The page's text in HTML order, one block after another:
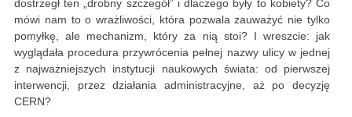
dostrzegł ten „drobny szczegół” i dlaczego były to kobiety? Co
mówi nam to o wrażliwości, która pozwala zauważyć nie tylko
pomyłkę, ale mechanizm, który za nią stoi? I wreszcie: jak
wyglądała procedura przywrócenia pełnej nazwy ulicy w jednej
z najważniejszych instytucji naukowych świata: od pierwszej
interwencji, przez działania administracyjne, aż po decyzję
CERN?